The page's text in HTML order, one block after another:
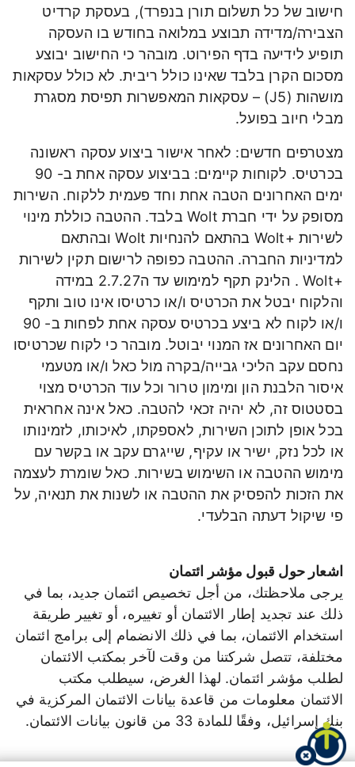
חישוב של כל תשלום תורן בנפרד), בעסקת קרדיט
הצבירה/מדידה תבוצע במלואה בחודש בו העסקה
תופיע לידיעה בדף הפירוט. מובהר כי החישוב יבוצע
מסכום הקרן בלבד שאינו כולל ריבית. לא כולל עסקאות
מושהות (J5) – עסקאות המאפשרות תפיסת מסגרת
מבלי חיוב בפועל.
מצטרפים חדשים: לאחר אישור ביצוע עסקה ראשונה
בכרטיס. לקוחות קיימים: בביצוע עסקה אחת ב- 90
ימים האחרונים הטבה אחת וחד פעמית ללקוח. השירות
מסופק על ידי חברת Wolt בלבד. ההטבה כוללת מינוי
לשירות +Wolt בהתאם להנחיות Wolt ובהתאם
למדיניות החברה. ההטבה כפופה לרישום תקין לשירות
+Wolt . הלינק תקף למימוש עד ה2.7.27 במידה
והלקוח יבטל את הכרטיס ו/או כרטיסו אינו טוב ותקף
ו/או לקוח לא ביצע בכרטיס עסקה אחת לפחות ב- 90
יום האחרונים אז המנוי יבוטל. מובהר כי לקוח שכרטיסו
נחסם עקב הליכי גבייה/בקרה מול כאל ו/או מטעמי
איסור הלבנת הון ומימון טרור וכל עוד הכרטיס מצוי
בסטטוס זה, לא יהיה זכאי להטבה. כאל אינה אחראית
בכל אופן לתוכן השירות, לאספקתו, לאיכותו, לזמינותו
או לכל נזק, ישיר או עקיף, שייגרם עקב או בקשר עם
מימוש ההטבה או השימוש בשירות. כאל שומרת לעצמה
את הזכות להפסיק את ההטבה או לשנות את תנאיה, על
פי שיקול דעתה הבלעדי.
اشعار حول قبول مؤشر ائتمان
يرجى ملاحظتك، من أجل تخصيص ائتمان جديد، بما في
ذلك عند تجديد إطار الائتمان أو تغييره، أو تغيير طريقة
استخدام الائتمان، بما في ذلك الانضمام إلى برامج ائتمان
مختلفة، تتصل شركتنا من وقت لآخر بمكتب الائتمان
لطلب مؤشر ائتمان. لهذا الغرض، سيطلب مكتب
الائتمان معلومات من قاعدة بيانات الائتمان المركزية في
بنك إسرائيل، وفقًا للمادة 33 من قانون بيانات الائتمان.